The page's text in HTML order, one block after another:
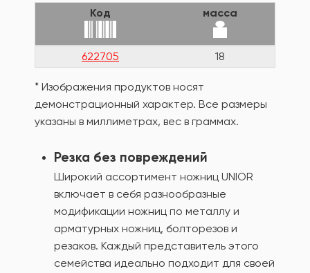
Код масса
622705 18
* Изображения продуктов носят
демонстрационный характер. Все размеры
указаны в миллиметрах, вес в граммах.
Резка без повреждений
Широкий ассортимент ножниц UNIOR
включает в себя разнообразные
модификации ножниц по металлу и
арматурных ножниц, болторезов и
резаков. Каждый представитель этого
семейства идеально подходит для своей